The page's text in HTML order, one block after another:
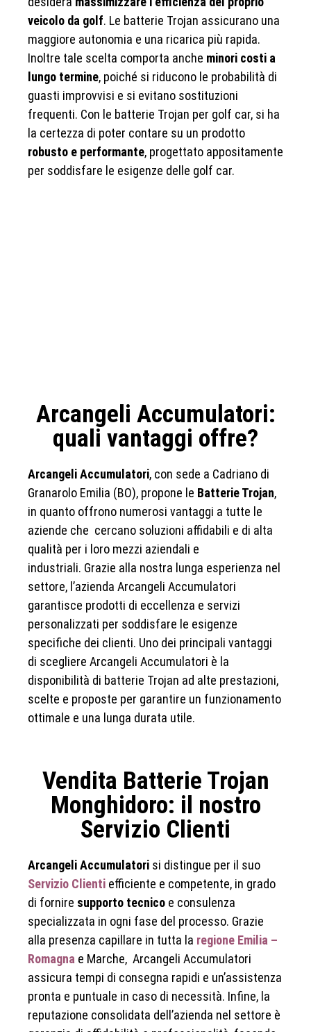
veicolo da golf. Le batterie Trojan assicurano una
maggiore autonomia e una ricarica più rapida.
Inoltre tale scelta comporta anche minori costi a
lungo termine, poiché si riducono le probabilità di
guasti improvvisi e si evitano sostituzioni
frequenti. Con le batterie Trojan per golf car, si ha
la certezza di poter contare su un prodotto
robusto e performante, progettato appositamente
per soddisfare le esigenze delle golf car.
Arcangeli Accumulatori:
quali vantaggi offre?
Arcangeli Accumulatori, con sede a Cadriano di
Granarolo Emilia (BO), propone le Batterie Trojan,
in quanto offrono numerosi vantaggi a tutte le
aziende che cercano soluzioni affidabili e di alta
qualità per i loro mezzi aziendali e
industriali. Grazie alla nostra lunga esperienza nel
settore, l’azienda Arcangeli Accumulatori
garantisce prodotti di eccellenza e servizi
personalizzati per soddisfare le esigenze
specifiche dei clienti. Uno dei principali vantaggi
di scegliere Arcangeli Accumulatori è la
disponibilità di batterie Trojan ad alte prestazioni,
scelte e proposte per garantire un funzionamento
ottimale e una lunga durata utile.
Vendita Batterie Trojan
Monghidoro: il nostro
Servizio Clienti
Arcangeli Accumulatori si distingue per il suo
Servizio Clienti efficiente e competente, in grado
di fornire supporto tecnico e consulenza
specializzata in ogni fase del processo. Grazie
alla presenza capillare in tutta la regione Emilia –
Romagna e Marche, Arcangeli Accumulatori
assicura tempi di consegna rapidi e un’assistenza
pronta e puntuale in caso di necessità. Infine, la
reputazione consolidata dell’azienda nel settore è